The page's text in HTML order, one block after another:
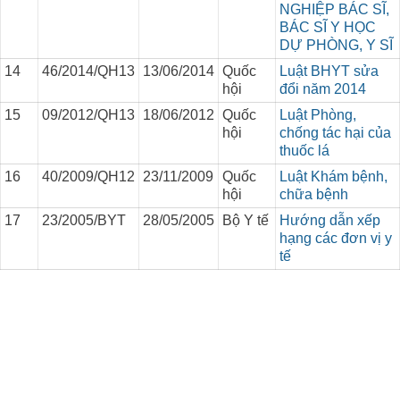
NGHIỆP BÁC SĨ,
BÁC SĨ Y HỌC
DỰ PHÒNG, Y SĨ
14
46/2014/QH13 13/06/2014 Quốc
hội
Luật BHYT sửa
đổi năm 2014
15
09/2012/QH13 18/06/2012 Quốc
hội
Luật Phòng,
chống tác hại của
thuốc lá
16
40/2009/QH12 23/11/2009 Quốc
hội
Luật Khám bệnh,
chữa bệnh
17
23/2005/BYT 28/05/2005 Bộ Y tế
Hướng dẫn xếp
hạng các đơn vị y
tế